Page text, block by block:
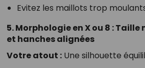
Evitez les maillots trop
5. Morphologie en X ou 8 :
et hanches alignées
Votre atout :Une silhouette